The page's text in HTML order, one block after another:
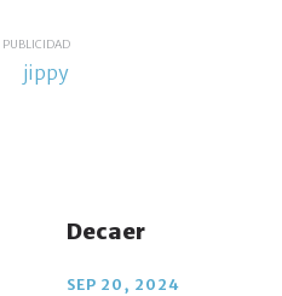
PUBLICIDAD
Decaer
SEP 20, 2024